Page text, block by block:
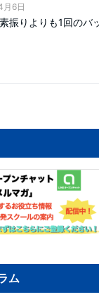
6日
振りよりも1回のバ
ム